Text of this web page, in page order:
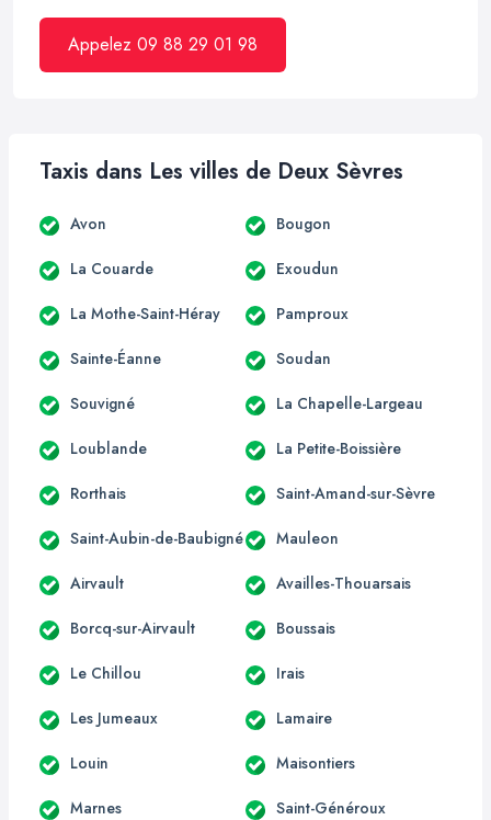
Appelez 09 88 29 01 98
Taxis dans Les villes de Deux Sèvres
Avon Bougon
La Couarde Exoudun
La Mothe-Saint-Héray Pamproux
Sainte-Éanne Soudan
Souvigné La Chapelle-Largeau
Loublande La Petite-Boissière
Rorthais Saint-Amand-sur-Sèvre
Saint-Aubin-de-Baubigné Mauleon
Airvault Availles-Thouarsais
Borcq-sur-Airvault Boussais
Le Chillou Irais
Les Jumeaux Lamaire
Louin Maisontiers
Marnes Saint-Généroux